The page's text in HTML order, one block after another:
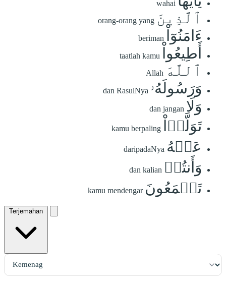
wahai
ٱلَّذِينَ orang-orang yang
ءَامَنُوٓاْ beriman
أَطِيعُواْ taatlah kamu
ٱللَّهَ Allah
وَرَسُولَهُۥ dan RasulNya
وَلَا dan jangan
تَوَلَّوۡاْ kamu berpaling
عَنۡهُ daripadaNya
وَأَنتُمۡ dan kalian
تَسۡمَعُونَ kamu mendengar
Terjemahan